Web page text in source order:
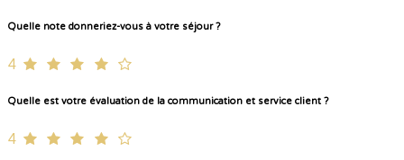
Quelle note donneriez-vous à votre séjour ?
4
Quelle est votre évaluation de la communication et service client ?
4